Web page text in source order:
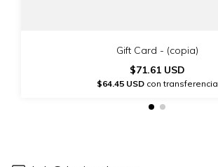
Gift Card - (copia)
$71.61 USD
$64.45 USDcon transferencia